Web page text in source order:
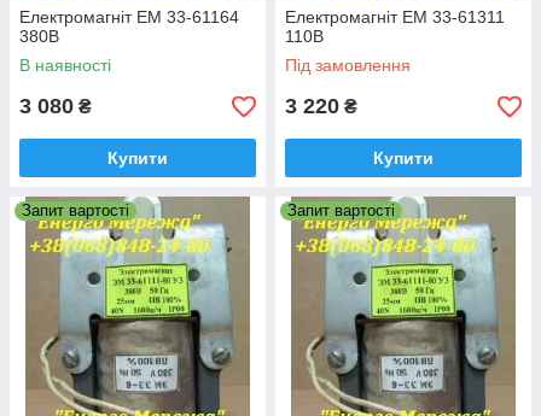
Електромагніт ЕМ 33-61164
380В
В наявності
3 080 ₴
Купити
Електромагніт ЕМ 33-61311
110В
Під замовлення
3 220 ₴
Купити
Запит вартості Запит вартості